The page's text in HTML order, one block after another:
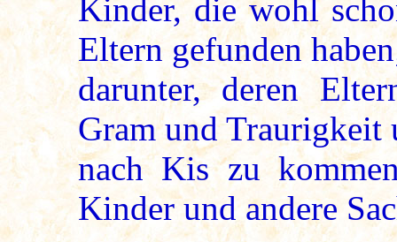
Kinder, die wohl
Eltern gefunden
darunter, deren
Gram und Traurigkeit
nach Kis zu
Kinder und andere